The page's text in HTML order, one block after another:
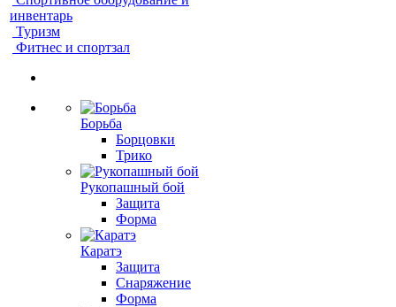
инвентарь
Туризм
Фитнес и спортзал
Борьба
Борцовки
Трико
Рукопашный бой
Защита
Форма
Каратэ
Защита
Снаряжение
Форма